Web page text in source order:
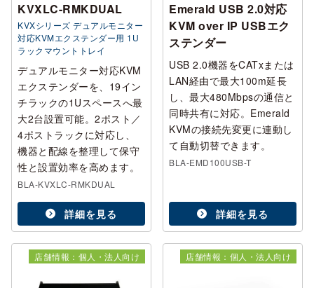
KVXLC-RMKDUAL
KVXシリーズ デュアルモニター
対応KVMエクステンダー用 1U
ラックマウントトレイ
デュアルモニター対応KVM
エクステンダーを、19イン
チラックの1Uスペースへ最
大2台設置可能。2ポスト／
4ポストラックに対応し、
機器と配線を整理して保守
性と設置効率を高めます。
BLA-KVXLC-RMKDUAL
詳細を見る
Emerald USB 2.0対応
KVM over IP USBエク
ステンダー
USB 2.0機器をCATxまたは
LAN経由で最大100m延長
し、最大480Mbpsの通信と
同時共有に対応。Emerald
KVMの接続先変更に連動し
て自動切替できます。
BLA-EMD100USB-T
詳細を見る
店舗情報：個人・法人向け 店舗情報：個人・法人向け